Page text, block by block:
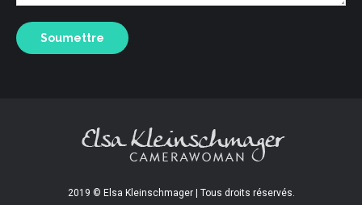
Soumettre
2019 © Elsa Kleinschmager | Tous droits réservés.